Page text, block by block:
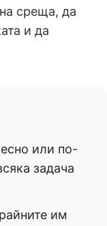
среща, да
и да
или по-
задача
им